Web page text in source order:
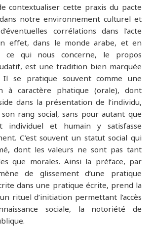
contextualiser cette praxis du pacte
notre environnement culturel et
corrélations dans l’acte
effet, dans le monde arabe, et en
ce qui nous concerne, le propos
est une tradition bien marquée
Il se pratique souvent comme une
à caractère phatique (orale), dont
dans la présentation de l’individu,
rang social, sans pour autant que
individuel et humain y satisfasse
C’est souvent un statut social qui
dont les valeurs ne sont pas tant
que morales. Ainsi la préface, par
de glissement d’une pratique
dans une pratique écrite, prend la
rituel d’initiation permettant l’accès
sociale, la notoriété de